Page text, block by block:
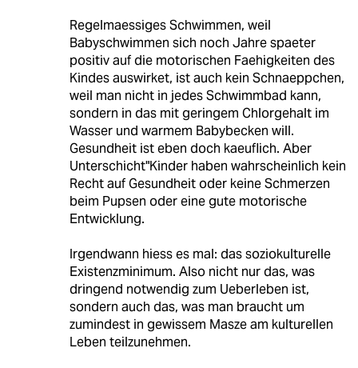
Regelmaessiges Schwimmen, weil
Babyschwimmen sich noch Jahre spaeter
positiv auf die motorischen Faehigkeiten des
Kindes auswirket, ist auch kein Schnaeppchen,
weil man nicht in jedes Schwimmbad kann,
sondern in das mit geringem Chlorgehalt im
Wasser und warmem Babybecken will.
Gesundheit ist eben doch kaeuflich. Aber
Unterschicht"Kinder haben wahrscheinlich kein
Recht auf Gesundheit oder keine Schmerzen
beim Pupsen oder eine gute motorische
Entwicklung.
Irgendwann hiess es mal: das soziokulturelle
Existenzminimum. Also nicht nur das, was
dringend notwendig zum Ueberleben ist,
sondern auch das, was man braucht um
zumindest in gewissem Masze am kulturellen
Leben teilzunehmen.